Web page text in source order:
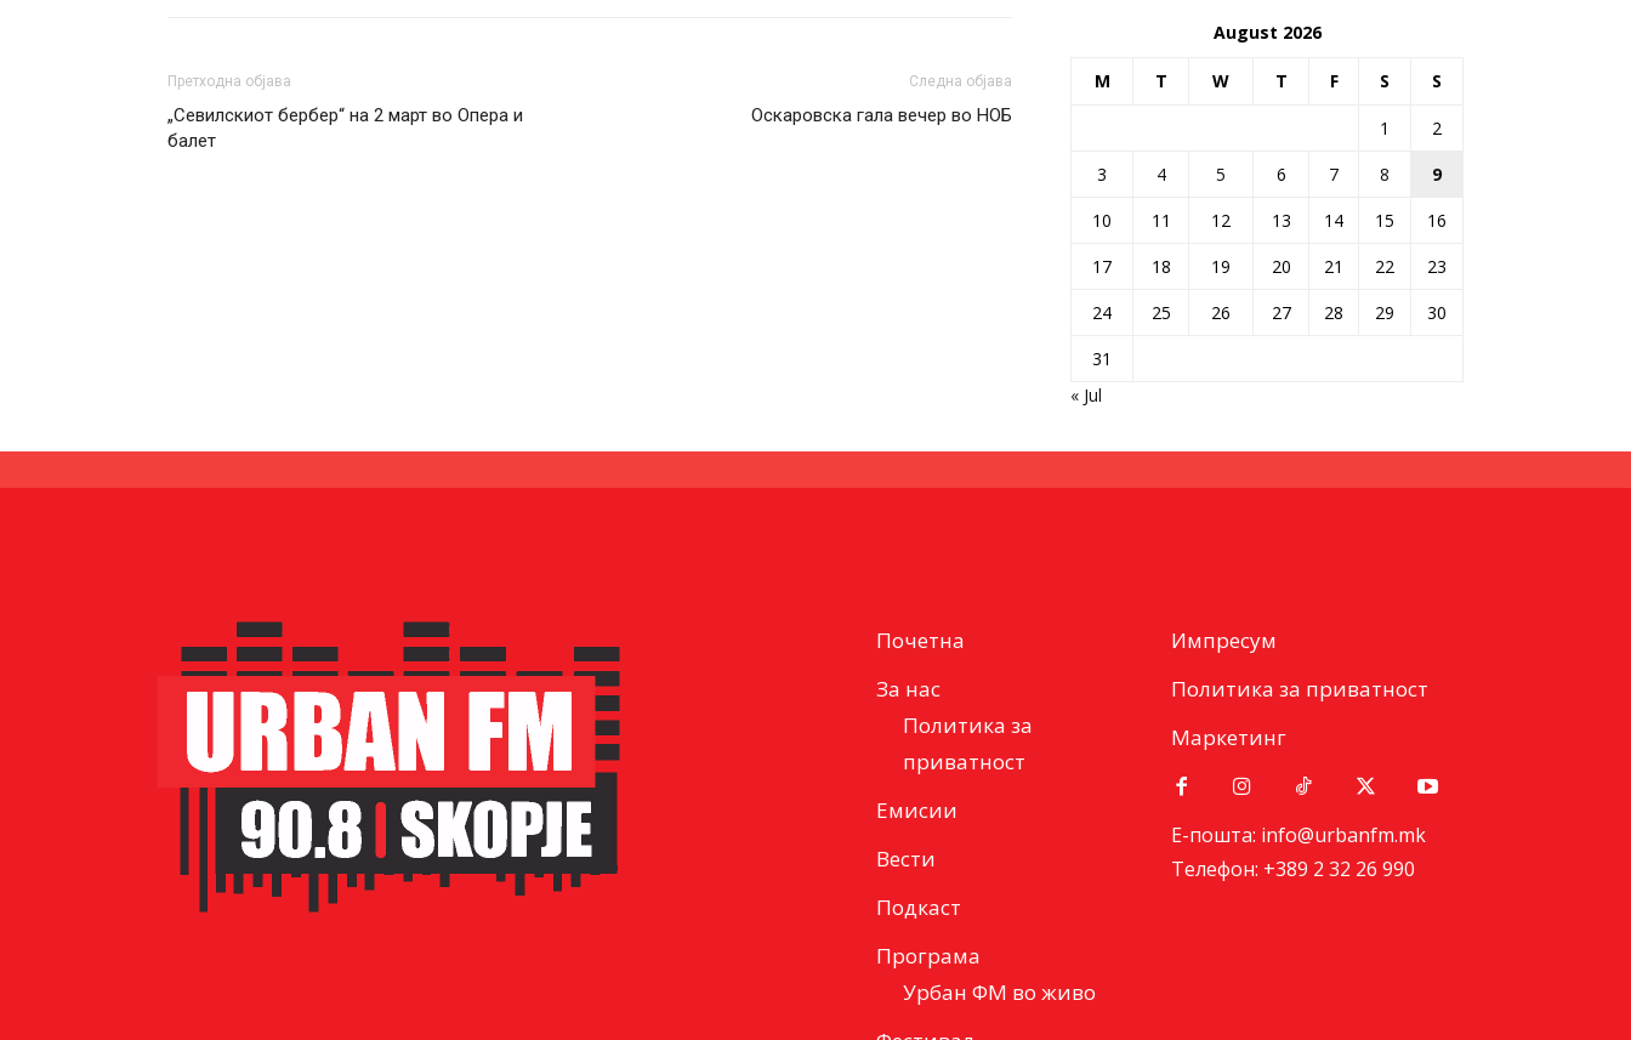
Претходна објава
„Севилскиот бербер“ на 2 март во Опера и
балет
Следна објава
Оскаровска гала вечер во НОБ
August 2026
M T W T F S S
1
2
3
4 5 6 7 8
9
10
11 12 13 14 15
16
17
18 19 20 21 22
23
24
25 26 27 28 29
30
31
« Jul
Почетна
За нас
Политика за
приватност
Емисии
Вести
Подкаст
Програма
Урбан ФМ во живо
Импресум
Политика за приватност
Маркетинг
Е-пошта: info@urbanfm.mk
Телефон: +389 2 32 26 990